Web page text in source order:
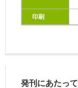
印刷
発刊にあたって